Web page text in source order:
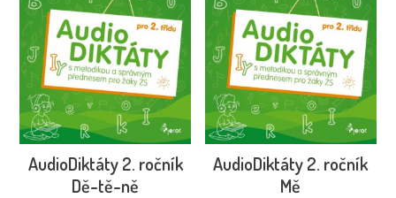
AudioDiktáty 2. ročník
Dě-tě-ně
AudioDiktáty 2. ročník
Mě